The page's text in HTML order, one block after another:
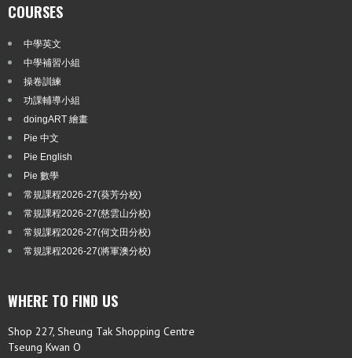
COURSES
中學英文
中學補習小組
操卷訓練
功課輔導小組
doingART 繪畫
Pie 中文
Pie English
Pie 數學
常規課程2026-27(葵芳分校)
常規課程2026-27(慈雲山分校)
常規課程2026-27(何文田分校)
常規課程2026-27(將軍澳分校)
WHERE TO FIND US
Shop 227, Sheung Tak Shopping Centre
Tseung Kwan O